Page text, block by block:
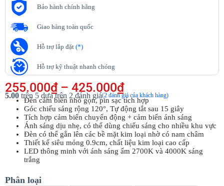
Bảo hành chính hãng
Giao hàng toàn quốc
Hỗ trợ lắp đặt (*)
Hỗ trợ kỹ thuật nhanh chóng
255.000₫ – 425.000₫
5.00 trên 5 dựa trên 2 đánh giá(2 đánh giá của khách hàng)
Đèn cảm biến nhỏ gọn, pin sạc tích hợp
Góc chiếu sáng rộng 120°, Tự động tắt sau 15 giây
Tích hợp cảm biến chuyển động + cảm biến ánh sáng
Ánh sáng dịu nhẹ, có thể dùng chiếu sáng cho nhiều khu vực
Đèn có thể gắn lên các bề mặt kim loại nhờ có nam châm
Thiết kế siêu mỏng 0.9cm, chất liệu kim loại cao cấp
LED thông minh với ánh sáng ấm 2700K và 4000K sáng
trắng
Phân loại